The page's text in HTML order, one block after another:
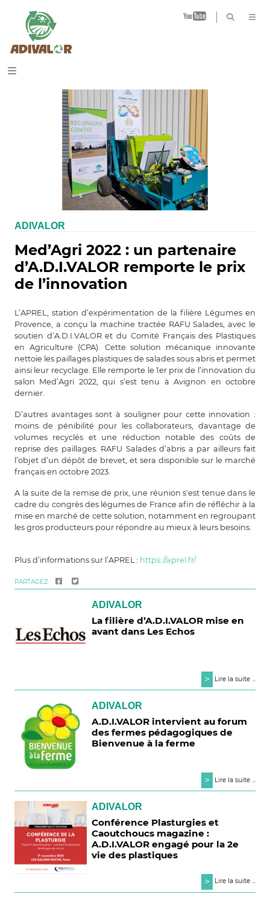
B
ADIVALOR
Med’Agri 2022 : un partenaire
d’A.D.I.VALOR remporte le prix
de l’innovation
L’APREL, station d’expérimentation de la filière Légumes en
Provence, a conçu la machine tractée RAFU Salades, avec le
soutien d’A.D.I.VALOR et du Comité Français des Plastiques
en Agriculture (CPA). Cette solution mécanique innovante
nettoie les paillages plastiques de salades sous abris et permet
ainsi leur recyclage. Elle remporte le 1er prix de l’innovation du
salon Med’Agri 2022, qui s’est tenu à Avignon en octobre
dernier.
D’autres avantages sont à souligner pour cette innovation :
moins de pénibilité pour les collaborateurs, davantage de
volumes recyclés et une réduction notable des coûts de
reprise des paillages. RAFU Salades d’abris a par ailleurs fait
l’objet d’un dépôt de brevet, et sera disponible sur le marché
français en octobre 2023.
A la suite de la remise de prix, une réunion s'est tenue dans le
cadre du congrès des légumes de France afin de réfléchir à la
mise en marché de cette solution, notamment en regroupant
les gros producteurs pour répondre au mieux à leurs besoins.
Plus d’informations sur l’APREL : https://aprel.fr/
PARTAGEZ
ADIVALOR
La filière d’A.D.I.VALOR mise en
avant dans Les Echos
> Lire la suite ...
ADIVALOR
A.D.I.VALOR intervient au forum
des fermes pédagogiques de
Bienvenue à la ferme
> Lire la suite ...
ADIVALOR
Conférence Plasturgies et
Caoutchoucs magazine :
A.D.I.VALOR engagé pour la 2e
vie des plastiques
> Lire la suite ...